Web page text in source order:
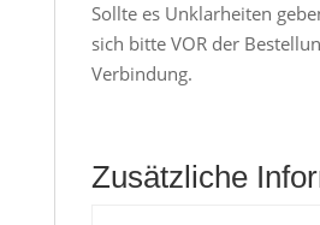
Sollte es Unklarheiten
sich bitte VOR der
Verbindung.
Zusätzliche